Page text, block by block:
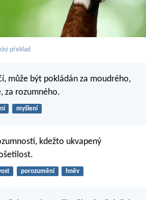
překlad
může být pokládán za moudrého,
za rozumného.
myšlení
kdežto ukvapený
porozumění hněv